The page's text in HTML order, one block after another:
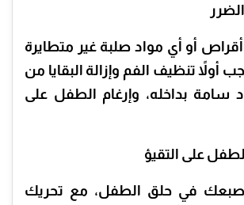
أقراص أو أي مواد صلبة غير متطايرة
أولاً تنظيف الفم وإزالة البقايا من
سامة بداخله، وإرغام الطفل على
في حلق الطفل، مع تحريك